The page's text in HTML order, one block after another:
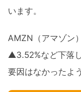
います。
AMZN（アマゾン
▲3.52%など下落
要因はなかったよ